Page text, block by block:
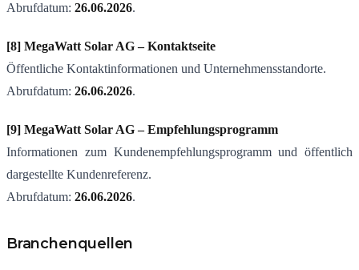
Abrufdatum: 26.06.2026.
[8] MegaWatt Solar AG – Kontaktseite
Öffentliche Kontaktinformationen und Unternehmensstandorte.
Abrufdatum: 26.06.2026.
[9] MegaWatt Solar AG – Empfehlungsprogramm
Informationen zum Kundenempfehlungsprogramm und öffentlich
dargestellte Kundenreferenz.
Abrufdatum: 26.06.2026.
Branchenquellen